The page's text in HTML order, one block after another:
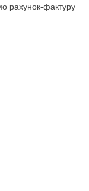
рахунок-фактуру